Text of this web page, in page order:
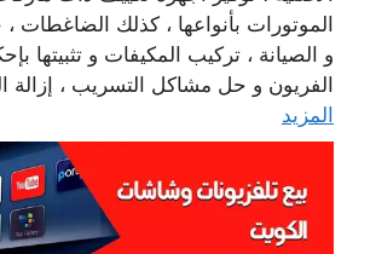
الموتورات بأنواعها ، كذلك
و الصيانة ، تركيب المكيفات و تثبيتها
الفريون و حل مشاكل التسريب ، إزالة
المزيد